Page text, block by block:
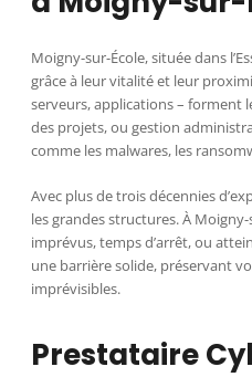
Moigny-sur-École, située dans
grâce à leur vitalité et leur
serveurs, applications – forment
des projets, ou gestion
comme les malwares, les
Avec plus de trois décennies
les grandes structures. À
imprévus, temps d’arrêt, ou
une barrière solide, préservant
imprévisibles.
Prestataire